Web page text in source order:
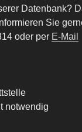
Datenbank?
Sie
oder per E-Mail
notwendig